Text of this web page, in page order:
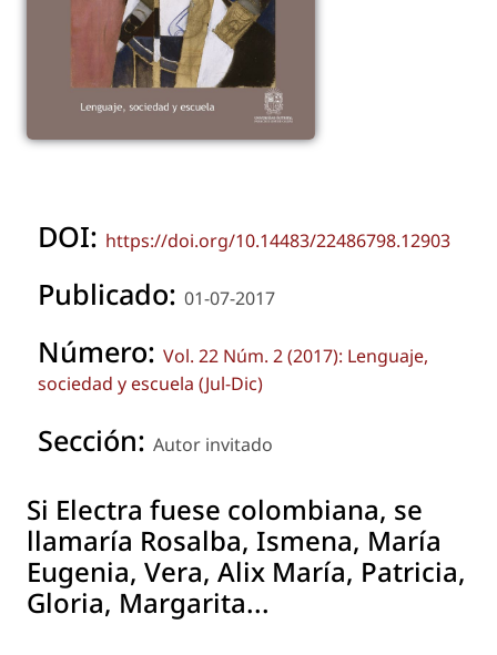
DOI: https://doi.org/10.14483/22486798.12903
Publicado: 01-07-2017
Número: Vol. 22 Núm. 2 (2017): Lenguaje,
sociedad y escuela (Jul-Dic)
Sección: Autor invitado
Si Electra fuese colombiana, se
llamaría Rosalba, Ismena, María
Eugenia, Vera, Alix María, Patricia,
Gloria, Margarita...